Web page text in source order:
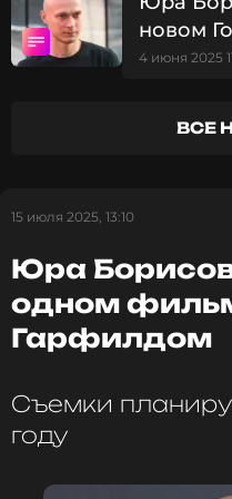
Юра
ФОТО: ТАСС
Смотрите
оставаться
ССЫЛКА
новом
4 июня 2025
ВСЕ
15 июля 2025, 13:10
Юра
одном
Гарфилдом
Съемки
году